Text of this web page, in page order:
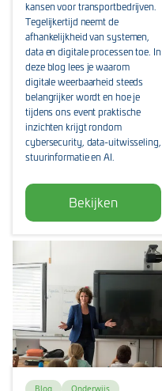
kansen voor transportbedrijven.
Tegelijkertijd neemt de
afhankelijkheid van systemen,
data en digitale processen toe. In
deze blog lees je waarom
digitale weerbaarheid steeds
belangrijker wordt en hoe je
tijdens ons event praktische
inzichten krijgt rondom
cybersecurity, data-uitwisseling,
stuurinformatie en AI.
Bekijken
Blog Onderwijs